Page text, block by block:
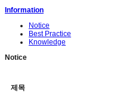
Information
Notice
Best Practice
Knowledge
Notice
제목